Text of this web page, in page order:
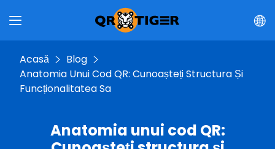
Acasă
Blog
Anatomia Unui Cod QR: Cunoașteți Structura Și
Funcționalitatea Sa
Anatomia unui cod QR: